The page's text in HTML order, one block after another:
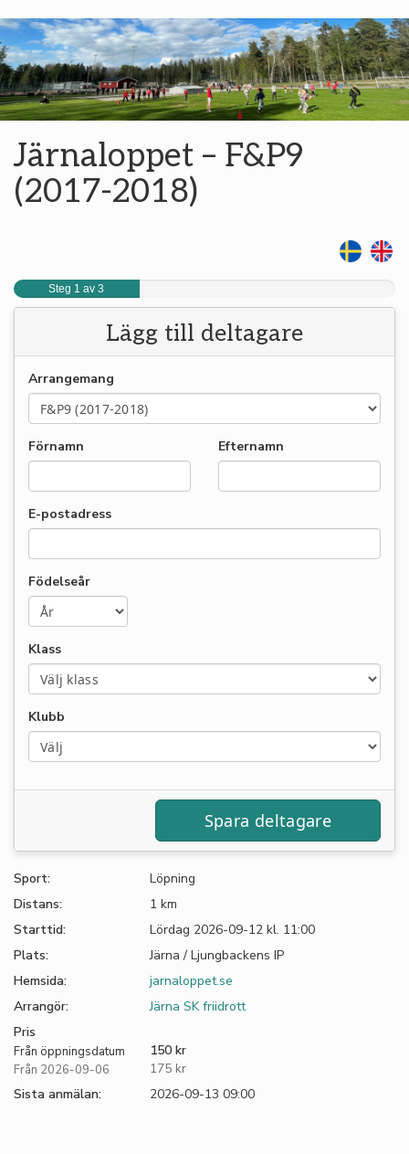
Järnaloppet – F&P9
(2017-2018)
Steg 1 av 3
Lägg till deltagare
Arrangemang
Förnamn Efternamn
E-postadress
Födelseår
Klass
Klubb
Sport:
Löpning
Distans:
1 km
Starttid:
Lördag 2026-09-12 kl. 11:00
Plats:
Järna / Ljungbackens IP
Hemsida:
jarnaloppet.se
Arrangör:
Järna SK friidrott
Pris
Från öppningsdatum 150 kr
Från 2026-09-06
175 kr
Sista anmälan:
2026-09-13 09:00